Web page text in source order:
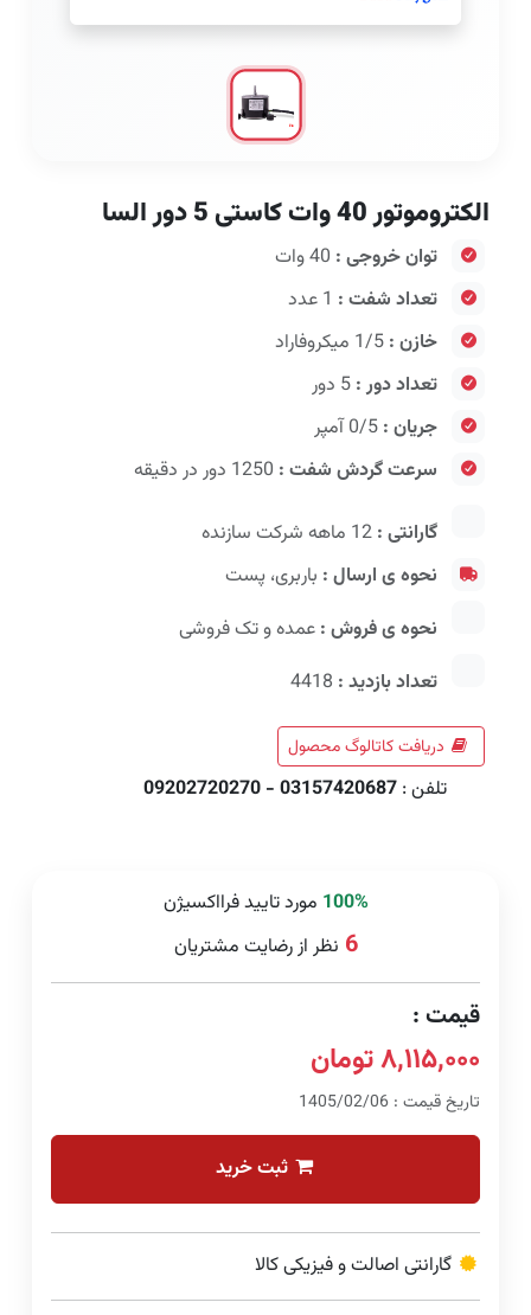
الکتروموتور 40 وات کاستی 5 دور السا
توان خروجی :
تعداد شفت :
خازن :
تعداد دور :
جریان :
سرعت گردش شفت :
گارانتی :
نحوه ی ارسال : باربری، پست
نحوه ی فروش : عمده و تک فروشی
تعداد بازدید :
دریافت کاتالوگ محصول
تلفن : 03157420687 - 09202720270
100% مورد تایید فرااکسیژن
6 نظر از رضایت مشتریان
قیمت :
۸,۱۱۵,۰۰۰ تومان
تاریخ قیمت : 1405/02/06
ثبت خرید
گارانتی اصالت و فیزیکی کالا